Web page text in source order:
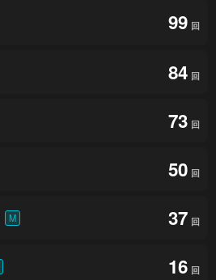
99 回
84 回
73 回
50 回
M 37 回
16 回